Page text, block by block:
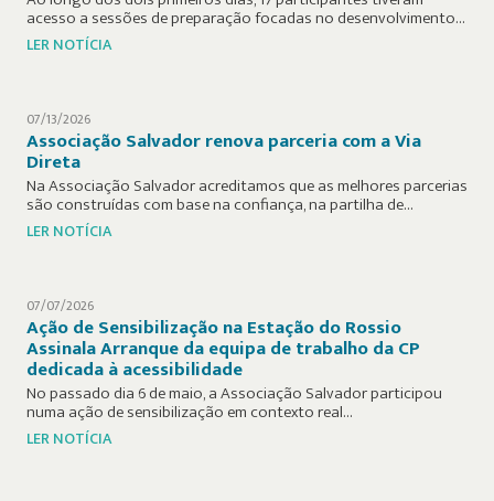
acesso a sessões de preparação focadas no desenvolvimento…
LER NOTÍCIA
07/13/2026
Associação Salvador renova parceria com a Via
Direta
Na Associação Salvador acreditamos que as melhores parcerias
são construídas com base na confiança, na partilha de…
LER NOTÍCIA
07/07/2026
Ação de Sensibilização na Estação do Rossio
Assinala Arranque da equipa de trabalho da CP
dedicada à acessibilidade
No passado dia 6 de maio, a Associação Salvador participou
numa ação de sensibilização em contexto real…
LER NOTÍCIA